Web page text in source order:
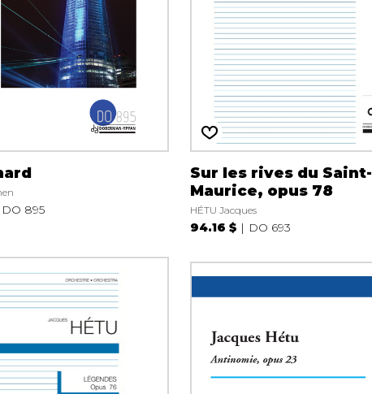
Hautbois
Luth
Mandoline
Orgue
Percussion
Piano
Saxophone
Trombone
Trompette
Tuba
Violon
Voix
DO 895
Sur les rives du Saint-
Maurice, opus 78
HÉTU Jacques
94.16 $ DO 693